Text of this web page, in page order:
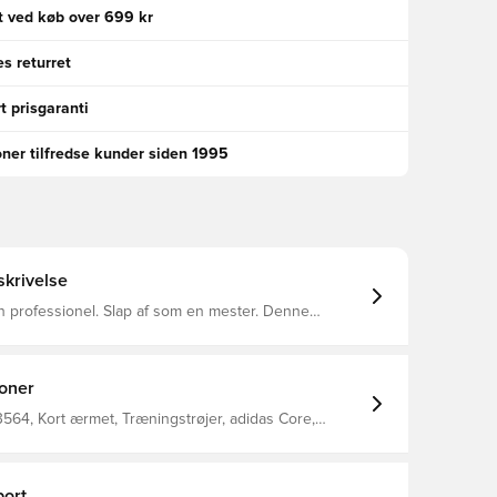
ved køb over 699 kr
returret
prisgaranti
tilfredse kunder siden 1995
professionel. Slap af som en mester. Denne
% genbrugsmaterialer
dette produkt blot en af vores løsninger til at
plastikaffald. Denne del kommer med
Kort ærmet, Træningstrøjer, adidas Core,